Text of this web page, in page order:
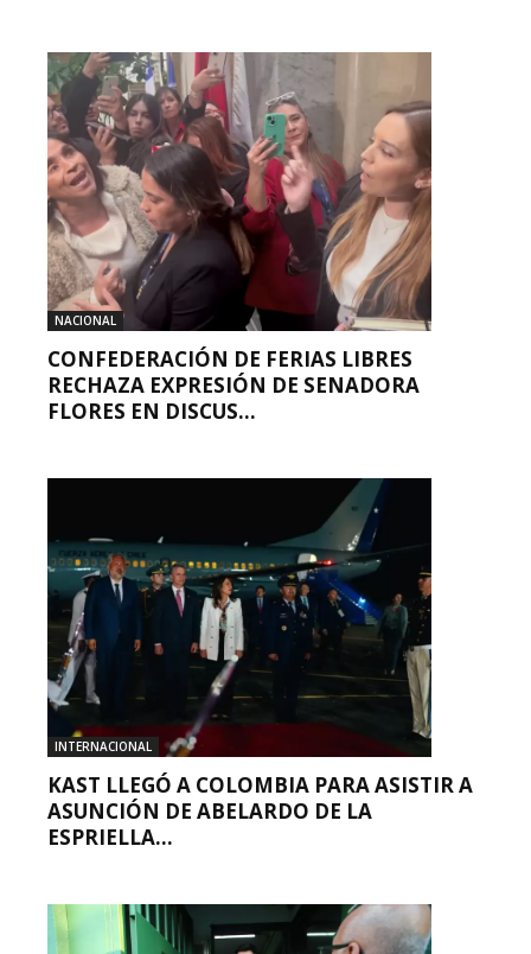
NACIONAL
CONFEDERACIÓN DE FERIAS LIBRES
RECHAZA EXPRESIÓN DE SENADORA
FLORES EN DISCUS...
INTERNACIONAL
KAST LLEGÓ A COLOMBIA PARA ASISTIR A
ASUNCIÓN DE ABELARDO DE LA
ESPRIELLA...